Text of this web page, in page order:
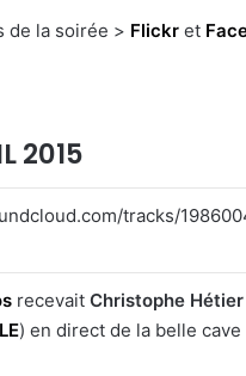
de la soirée > Flickr et
2015
tracks/
recevait Christophe
) en direct de la belle